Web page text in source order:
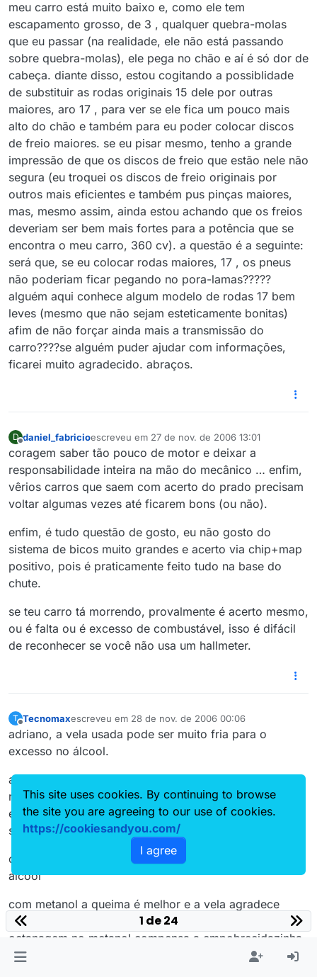
meu carro está muito baixo e, como ele tem
escapamento grosso, de 3 , qualquer quebra-molas
que eu passar (na realidade, ele não está passando
sobre quebra-molas), ele pega no chão e aí é só dor de
cabeça. diante disso, estou cogitando a possiblidade
de substituir as rodas originais 15 dele por outras
maiores, aro 17 , para ver se ele fica um pouco mais
alto do chão e também para eu poder colocar discos
de freio maiores. se eu pisar mesmo, tenho a grande
impressão de que os discos de freio que estão nele não
segura (eu troquei os discos de freio originais por
outros mais eficientes e também pus pinças maiores,
mas, mesmo assim, ainda estou achando que os freios
deveriam ser bem mais fortes para a potência que se
encontra o meu carro, 360 cv). a questão é a seguinte:
será que, se eu colocar rodas maiores, 17 , os pneus
não poderiam ficar pegando no pora-lamas?????
alguém aqui conhece algum modelo de rodas 17 bem
leves (mesmo que não sejam esteticamente bonitas)
afim de não forçar ainda mais a transmissão do
carro????se alguém puder ajudar com informações,
ficarei muito agradecido. abraços.
D daniel_fabricioescreveu em 27 de nov. de 2006 13:01
última edição por
coragem saber tão pouco de motor e deixar a
responsabilidade inteira na mão do mecânico … enfim,
vêrios carros que saem com acerto do prado precisam
voltar algumas vezes até ficarem bons (ou não).
enfim, é tudo questão de gosto, eu não gosto do
sistema de bicos muito grandes e acerto via chip+map
positivo, pois é praticamente feito tudo na base do
chute.
se teu carro tá morrendo, provalmente é acerto mesmo,
ou é falta ou é excesso de combustável, isso é difácil
de reconhecer se você não usa um hallmeter.
T
Offline
Tecnomaxescreveu em 28 de nov. de 2006 00:06
última edição por
adriano, a vela usada pode ser muito fria para o
excesso no álcool.
a central fica aí tentando que o motor não morra, mas
realmente é difácil. a vela fria molhadona apaga.
experimente a nkg um ponto térmico inferior é
sua,pode ser que ajude.
ou experimente adicionar 15 % de metanol no seu
alcool
com metanol a queima é melhor e a vela agradece
mantendo-se acesa. fica tranquilo que a superior
octanagem no metanol compensa a empobrecidazinha
na estequi?metrica dessa mistura.
1 de 24
This site uses cookies. By continuing to browse
the site you are agreeing to our use of cookies.
https://cookiesandyou.com/
I agree